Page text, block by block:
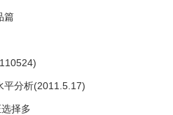
篇
平分析(2011.5.17)
择多